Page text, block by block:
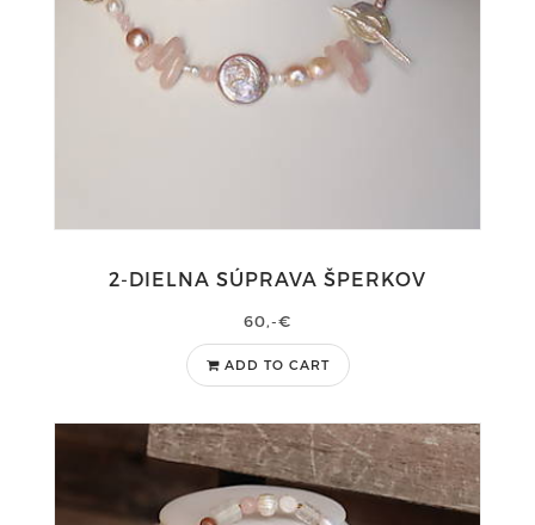
2-DIELNA SÚPRAVA ŠPERKOV
60,-€
ADD TO CART